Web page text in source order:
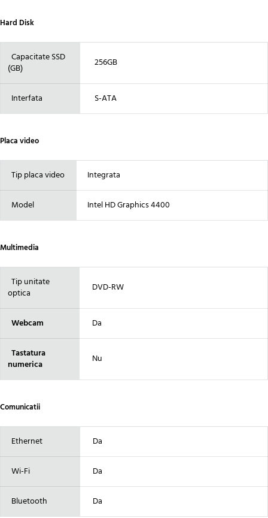
Hard Disk
Capacitate SSD
(GB)
256GB
Interfata S-ATA
Placa video
Tip placa video Integrata
Model Intel HD Graphics 4400
Multimedia
Tip unitate
optica
DVD-RW
Webcam Da
Tastatura
numerica
Nu
Comunicatii
Ethernet Da
Wi-Fi Da
Bluetooth Da